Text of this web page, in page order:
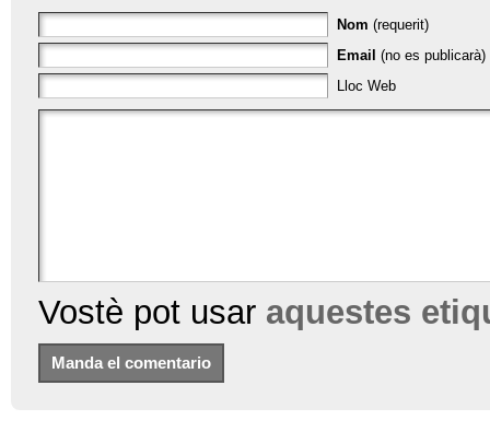
Nom (requerit)
Email (no es publicarà)
Lloc Web
Vostè pot usar aquestes